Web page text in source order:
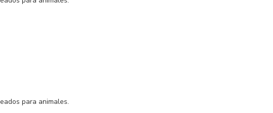
para animales.